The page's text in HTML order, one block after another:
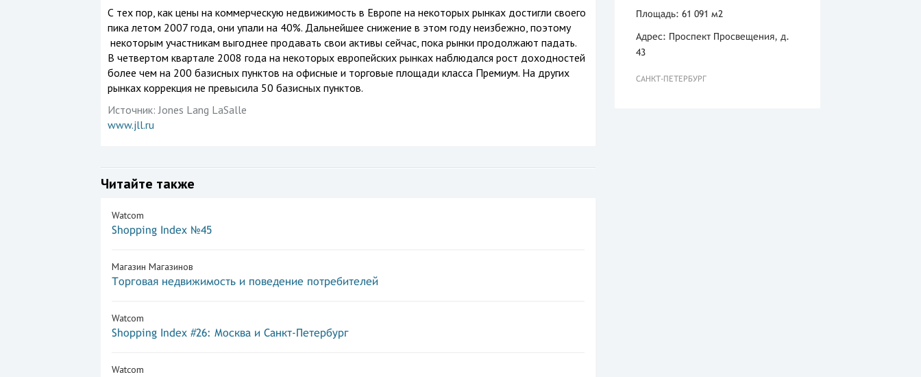
С тех пор, как цены на коммерческую недвижимость в Европе на некоторых рынках достигли своего
пика летом 2007 года, они упали на 40%. Дальнейшее снижение в этом году неизбежно, поэтому
некоторым участникам выгоднее продавать свои активы сейчас, пока рынки продолжают падать.
В четвертом квартале 2008 года на некоторых европейских рынках наблюдался рост доходностей
более чем на 200 базисных пунктов на офисные и торговые площади класса Премиум. На других
рынках коррекция не превысила 50 базисных пунктов.
Источник:Jones Lang LaSalle
www.jll.ru
Читайте также
Watcom
Shopping Index №45
Магазин Магазинов
Торговая недвижимость и поведение потребителей
Watcom
Shopping Index #26: Москва и Санкт-Петербург
Watcom
Площадь: 61 091 м2
Адрес: Проспект Просвещения, д.
43
САНКТ-ПЕТЕРБУРГ